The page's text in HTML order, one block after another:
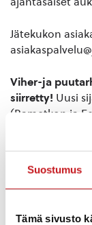
Suostumus
Tämä sivusto
Jätekukon
Viher-ja
siirretty! Uusi
(Rametkon ja